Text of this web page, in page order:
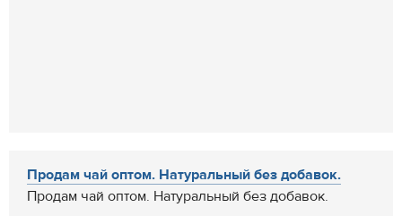
Продам чай оптом. Натуральный без добавок.
Продам чай оптом. Натуральный без добавок.